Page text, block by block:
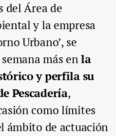
del Área de
y la empresa
Urbano’, se
más enla
y perfila su
Pescadería,
como límites
ámbito de actuación